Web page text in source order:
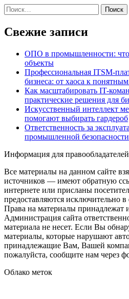
Найти:
Свежие записи
ОПО в промышленности: что
объекты
Профессиональная ITSM-
бизнеса: от хаоса к
Как масштабировать IT-
практические решения для
Искусственный интеллект
помогают выбирать гардероб
Ответственность за
промышленной безопасности
Информация для правообладателей
Все материалы на данном сайте
источников — имеют обратную
интернете или присланы
предоставляются исключительно
Права на материалы принадлежат
Администрация сайта
материала не несет. Если Вы
материалы, которые нарушают
принадлежащие Вам, Вашей
пожалуйста, сообщите нам через
Облако меток